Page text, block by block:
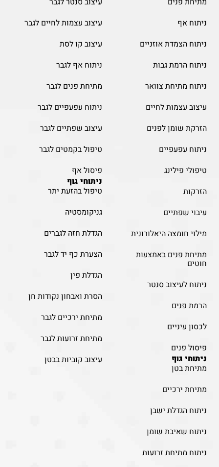
ניתוח אף
ניתוח הצמדת אוזניים
ניתוח הרמת גבות
ניתוח מתיחת צוואר
עיצוב עצמות לחיים
הזרקת שומן לפנים
ניתוח עפעפיים
טיפולי פילינג
הזרקות
עיבוי שפתיים
מילוי חומצה היאלורונית
מתיחת פנים באמצעות
חוטים
ניתוח לעיצוב סנטר
הרמת פנים
לכסון עיניים
פיסול פנים
ניתוחי גוף
מתיחת בטן
מתיחת ירכיים
ניתוח הגדלת ישבן
ניתוח שאיבת שומן
ניתוח מתיחת זרועות
עיצוב עצמות לחיים לגבר
עיצוב קו לסת
ניתוח אף לגבר
מתיחת פנים לגבר
ניתוח עפעפיים לגבר
עיצוב שפתיים לגבר
טיפול בקמטים לגבר
פיסול אף
ניתוחי גוף
טיפול בהזעת יתר
גניקומסטיה
הגדלת חזה לגברים
הצערת כף יד לגבר
הגדלת פין
הסרת ואבחון נקודות חן
מתיחת ירכיים לגבר
מתיחת זרועות לגבר
עיצוב קוביות בבטן